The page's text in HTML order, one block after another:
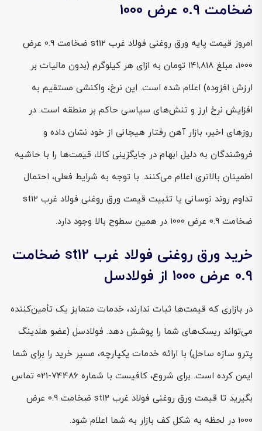
ضخامت 0.9 عرض 1000
امروز قیمت پایه ورق روغنی فولاد غرب st12 ضخامت 0.9 عرض
1000، مبلغ 141,818 تومان به ازای هر کیلوگرم (بدون مالیات بر
ارزش افزوده) اعلام شده است. این نرخ، واکنشی مستقیم به
افزایش نرخ ارز و تنش‌های سیاسی حاکم بر منطقه است. در
روزهای اخیر، بازار آهن رفتار هیجانی از خود نشان داده و
فروشندگان به دلیل ابهام در جایگزینی کالا، قیمت‌ها را با حاشیه
اطمینان بالاتری اعلام می‌کنند. با توجه به شرایط فعلی، احتمال
تداوم روند نوسانی یا تثبیت قیمت ورق روغنی فولاد غرب st12
ضخامت 0.9 عرض 1000 در همین سطوح بالا وجود دارد.
خرید ورق روغنی فولاد غرب st12 ضخامت
0.9 عرض 1000 از فولادسل
در بازاری که قیمت‌ها ثبات ندارند، خدمات متمایز یک تأمین‌کننده
می‌تواند ریسک‌های شما را پوشش دهد. فولادسل (عضو هلدینگ
پترو سازه ساحل) با ارائه خدمات یکپارچه، مسیر خرید را برای شما
ایمن کرده است. برای شروع، کافیست با شماره 74486-021 تماس
بگیرید تا قیمت ورق روغنی فولاد غرب st12 ضخامت 0.9 عرض
1000 در لحظه به شکل کف بازار به شما اعلام شود.